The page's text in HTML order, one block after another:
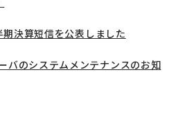
決算短信を公表しました
バのシステムメンテナンスのお知